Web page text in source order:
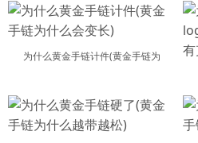
为什么黄金手链计件(黄金手链为